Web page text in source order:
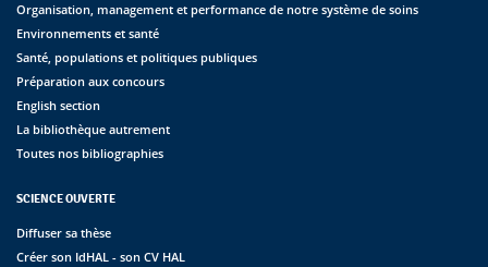
Organisation, management et performance de notre système de soins
Environnements et santé
Santé, populations et politiques publiques
Préparation aux concours
English section
La bibliothèque autrement
Toutes nos bibliographies
SCIENCE OUVERTE
Diffuser sa thèse
Créer son IdHAL - son CV HAL